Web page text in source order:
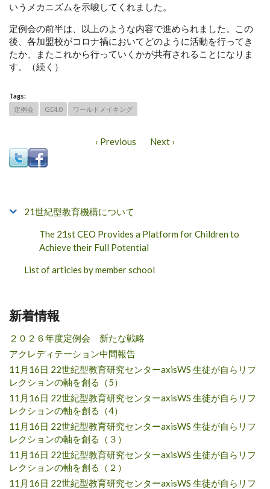
いうメカニズムを示唆してくれました。
定例会の前半は、以上のような内容で進められました。この
後、各加盟校がコロナ禍においてどのように活動を行ってき
たか、またこれから行っていくかが共有されることになりま
す。（続く）
Tags:
定例会
GE4.0 ワールドメイキング
‹ Previous Next ›
21世紀型教育機構について
The 21st CEO Provides a Platform for Children to
Achieve their Full Potential
List of articles by member school
新着情報
２０２６年度定例会 新たな戦略
アクレディテーション中間報告
11月16日 22世紀型教育研究センターaxisWS 生徒が自らリフ
レクションの軸を創る（5）
11月16日 22世紀型教育研究センターaxisWS 生徒が自らリフ
レクションの軸を創る（4）
11月16日 22世紀型教育研究センターaxisWS 生徒が自らリフ
レクションの軸を創る（３）
11月16日 22世紀型教育研究センターaxisWS 生徒が自らリフ
レクションの軸を創る（２）
11月16日 22世紀型教育研究センターaxisWS 生徒が自らリフ